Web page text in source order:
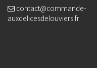
contact@commande-
auxdelicesdelouviers.fr